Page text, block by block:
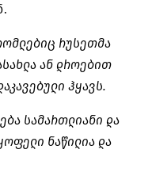
რუსეთმა
ან დროებით
ჰყავს.
სამართლიანი და
ნაწილია და